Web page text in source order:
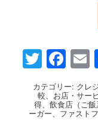
Twitter
カテゴリー: クレ
較、 お店・サー
得、飲食店（ご
ーガー、 ファスト